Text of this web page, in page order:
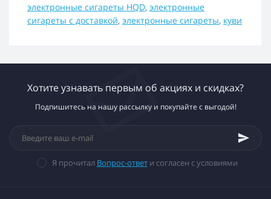
электронные сигареты HQD, электронные
сигареты с доставкой, электронные сигареты, куви
Хотите узнавать первым об акциях и скидках?
Подпишитесь на нашу рассылку и покупайте с выгодой!
Я прочитал Вопрос-ответи согласен с условиями